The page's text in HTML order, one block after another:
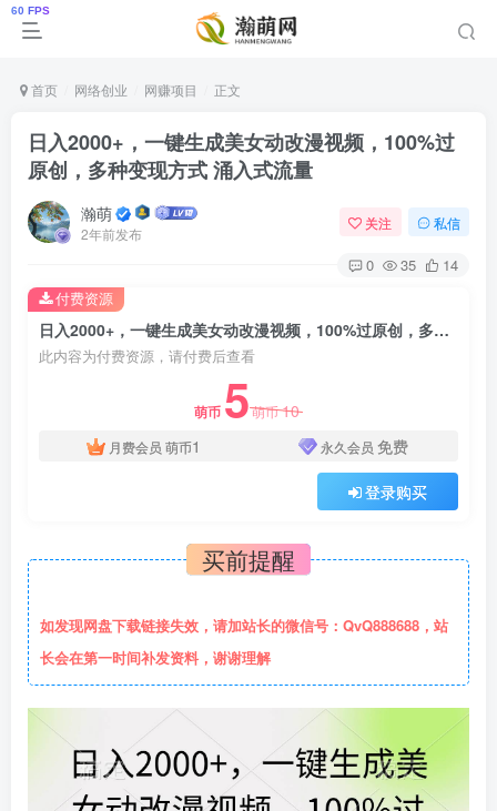
首页 网络创业 网赚项目 正文
日入2000+，一键生成美女动改漫视频，100%过
原创，多种变现方式 涌入式流量
瀚萌
2年前发布
关注 私信
0 35 14
日入2000+，一键生成美女动改漫视频，100%过原创，多种变现方式 涌入式流量
此内容为付费资源，请付费后查看
萌币 5萌币10
月费会员 萌币1 永久会员 免费
登录购买
付费资源
买前提醒
如发现网盘下载链接失效，请加站长的微信号：QvQ888688，站
长会在第一时间补发资料，谢谢理解